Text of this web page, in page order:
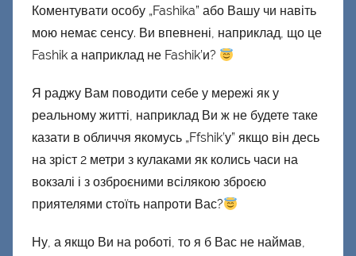
Коментувати особу „Fashika” або Вашу чи навіть
мою немає сенсу. Ви впевнені, наприклад, що це
Fashik а наприклад не Fashik’и?
Я раджу Вам поводити себе у мережі як у
реальному житті, наприклад Ви ж не будете таке
казати в обличчя якомусь „Ffshik’у” якщо він десь
на зріст 2 метри з кулаками як колись часи на
вокзалі і з озброєними всілякою зброєю
приятелями стоїть напроти Вас?
Ну, а якщо Ви на роботі, то я б Вас не наймав,